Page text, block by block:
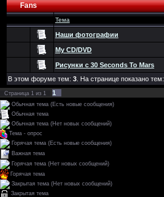
Fans
Тема
Наши фотографии
My CD/DVD
Рисунки с 30 Seconds To Mars
В этом форуме тем: 3. На странице показано тем:
Страница 1 из 1 1
Обычная тема (Есть новые сообщения)
Обычная тема
Обычная тема (Нет новых сообщений)
Тема - опрос
Горячая тема (Есть новые сообщения)
Важная тема
Горячая тема (Нет новых сообщений)
Горячая тема
Закрытая тема (Нет новых сообщений)
Закрытая тема